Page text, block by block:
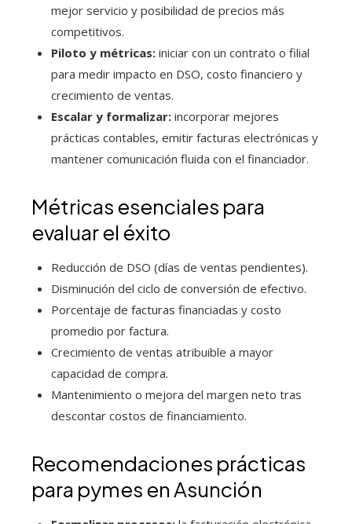
mejor servicio y posibilidad de precios más
competitivos.
Piloto y métricas: iniciar con un contrato o filial
para medir impacto en DSO, costo financiero y
crecimiento de ventas.
Escalar y formalizar: incorporar mejores
prácticas contables, emitir facturas electrónicas y
mantener comunicación fluida con el financiador.
Métricas esenciales para
evaluar el éxito
Reducción de DSO (días de ventas pendientes).
Disminución del ciclo de conversión de efectivo.
Porcentaje de facturas financiadas y costo
promedio por factura.
Crecimiento de ventas atribuible a mayor
capacidad de compra.
Mantenimiento o mejora del margen neto tras
descontar costos de financiamiento.
Recomendaciones prácticas
para pymes en Asunción